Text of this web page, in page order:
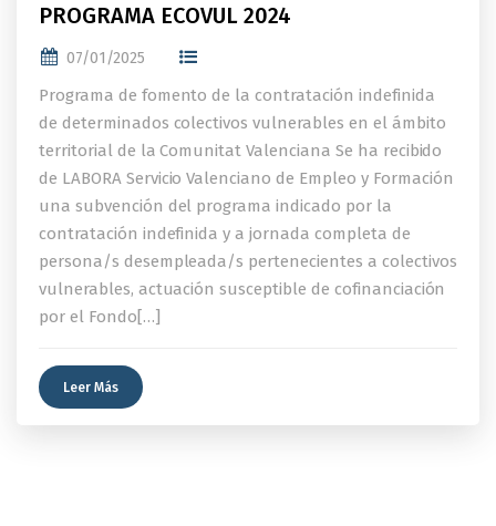
PROGRAMA ECOVUL 2024
07/01/2025
Programa de fomento de la contratación indefinida
de determinados colectivos vulnerables en el ámbito
territorial de la Comunitat Valenciana Se ha recibido
de LABORA Servicio Valenciano de Empleo y Formación
una subvención del programa indicado por la
contratación indefinida y a jornada completa de
persona/s desempleada/s pertenecientes a colectivos
vulnerables, actuación susceptible de cofinanciación
por el Fondo[…]
Leer Más